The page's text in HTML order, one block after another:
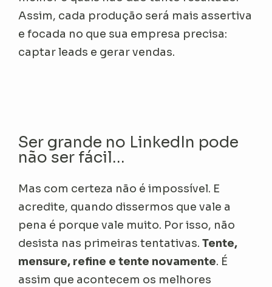
Assim, cada produção será mais assertiva
e focada no que sua empresa precisa:
captar leads e gerar vendas.
Ser grande no LinkedIn pode
não ser fácil…
Mas com certeza não é impossível. E
acredite, quando dissermos que vale a
pena é porque vale muito. Por isso, não
desista nas primeiras tentativas.Tente,
mensure, refine e tente novamente. É
assim que acontecem os melhores